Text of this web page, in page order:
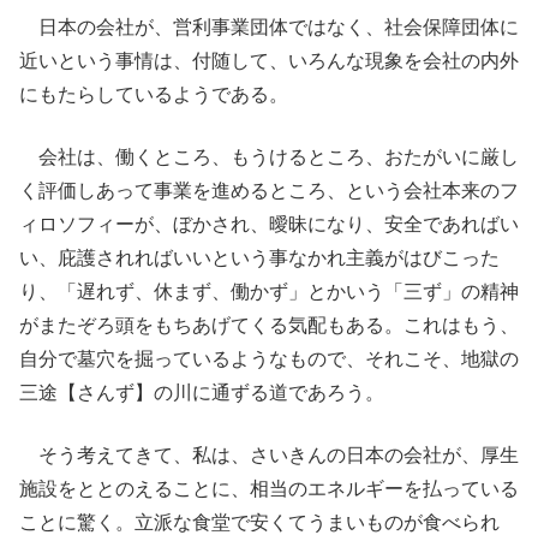
日本の会社が、営利事業団体ではなく、社会保障団体に
近いという事情は、付随して、いろんな現象を会社の内外
にもたらしているようである。
会社は、働くところ、もうけるところ、おたがいに厳し
く評価しあって事業を進めるところ、という会社本来のフ
ィロソフィーが、ぼかされ、曖昧になり、安全であればい
い、庇護されればいいという事なかれ主義がはびこった
り、「遅れず、休まず、働かず」とかいう「三ず」の精神
がまたぞろ頭をもちあげてくる気配もある。これはもう、
自分で墓穴を掘っているようなもので、それこそ、地獄の
三途【さんず】の川に通ずる道であろう。
そう考えてきて、私は、さいきんの日本の会社が、厚生
施設をととのえることに、相当のエネルギーを払っている
ことに驚く。立派な食堂で安くてうまいものが食べられ